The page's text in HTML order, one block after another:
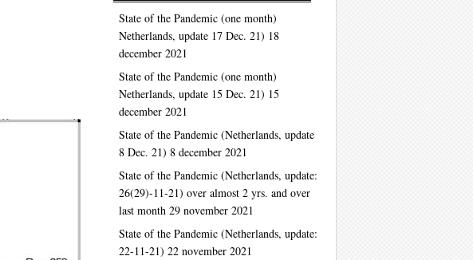
State of the Pandemic (one month)
Netherlands, update 17 Dec. 21) 18
december 2021
State of the Pandemic (one month)
Netherlands, update 15 Dec. 21) 15
december 2021
State of the Pandemic (Netherlands, update
8 Dec. 21) 8 december 2021
State of the Pandemic (Netherlands, update:
26(29)-11-21) over almost 2 yrs. and over
last month 29 november 2021
State of the Pandemic (Netherlands, update:
22-11-21) 22 november 2021